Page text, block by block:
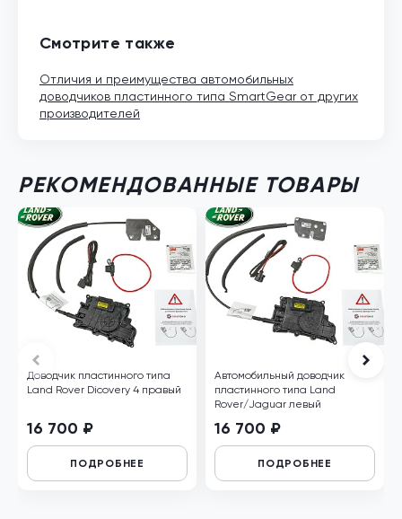
Смотрите также
Отличия и преимущества автомобильных
доводчиков пластинного типа SmartGear от других
производителей
РЕКОМЕНДОВАННЫЕ ТОВАРЫ
Доводчик пластинного типа
Land Rover Dicovery 4 правый
16 700 ₽
ПОДРОБНЕЕ
Автомобильный доводчик
пластинного типа Land
Rover/Jaguar левый
16 700 ₽
ПОДРОБНЕЕ